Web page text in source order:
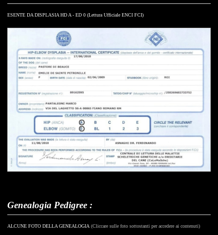
ESENTE DA DISPLASIA HD A - ED 0 (Lettura Ufficiale ENCI FCI)
Genealogia Pedigree :
ALCUNE FOTO DELLA GENEALOGIA (Cliccare sulle foto sottostanti per accedere ai contenuti)